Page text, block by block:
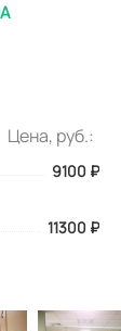
Цена, руб.:
9100 ₽
11300 ₽